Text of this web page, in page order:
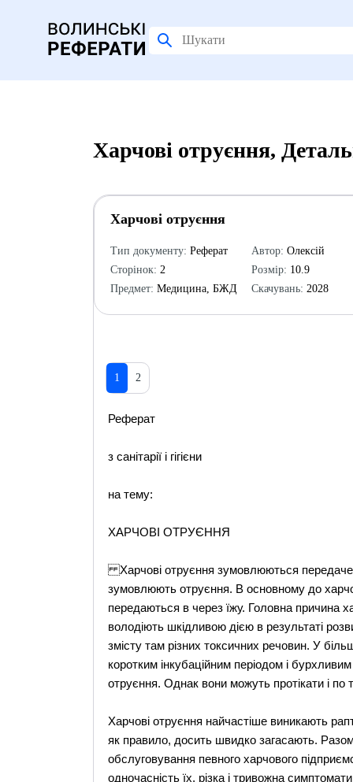
Харчові отруєння,
Харчові отруєння
Тип документу: Реферат
Сторінок: 2
Предмет: Медицина, БЖД
Автор: Олексій
Розмір: 10.9
Скачувань: 2028
1 2
Реферат
з санітарії і гігієни
на тему:
ХАРЧОВІ ОТРУЄННЯ
Харчові отруєння зумовлюються передачею
зумовлюють отруєння. В основному до
передаються в через їжу. Головна причина
володіють шкідливою дією в результаті
змісту там різних токсичних речовин. У
коротким інкубаційним періодом і
отруєння. Однак вони можуть протікати і по
Харчові отруєння найчастіше виникають
як правило, досить швидко загасають.
обслуговування певного харчового
одночасність їх, різка і тривожна